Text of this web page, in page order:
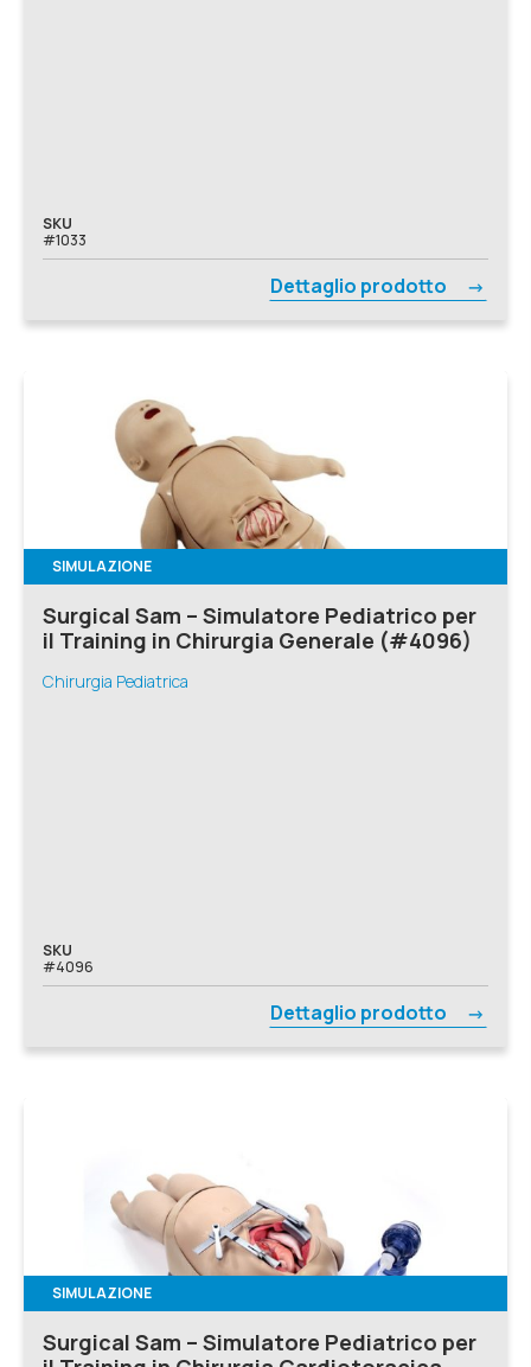
SKU
#1033
Dettaglio prodotto
SIMULAZIONE
Surgical Sam – Simulatore Pediatrico per
il Training in Chirurgia Generale (#4096)
Chirurgia Pediatrica
SKU
#4096
Dettaglio prodotto
SIMULAZIONE
Surgical Sam – Simulatore Pediatrico per